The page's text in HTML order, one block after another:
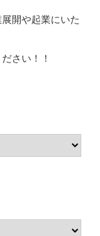
開や起業にいた
さい！！